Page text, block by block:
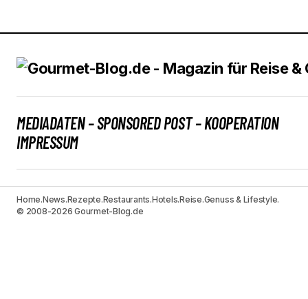
MEDIADATEN – SPONSORED POST – KOOPERATION
IMPRESSUM
Home.News.Rezepte.Restaurants.Hotels.Reise.Genuss & Lifestyle.
© 2008-2026 Gourmet-Blog.de